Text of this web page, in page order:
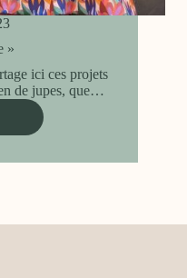
»
ici ces projets
de jupes, que…